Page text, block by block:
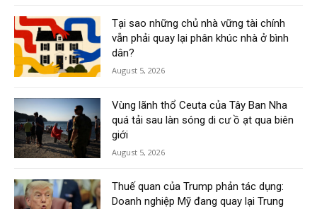
Tại sao những chủ nhà vững tài chính
vẫn phải quay lại phân khúc nhà ở bình
dân?
August 5, 2026
Vùng lãnh thổ Ceuta của Tây Ban Nha
quá tải sau làn sóng di cư ồ ạt qua biên
giới
August 5, 2026
Thuế quan của Trump phản tác dụng:
Doanh nghiệp Mỹ đang quay lại Trung